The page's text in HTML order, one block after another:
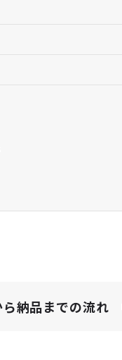
納品までの流れ